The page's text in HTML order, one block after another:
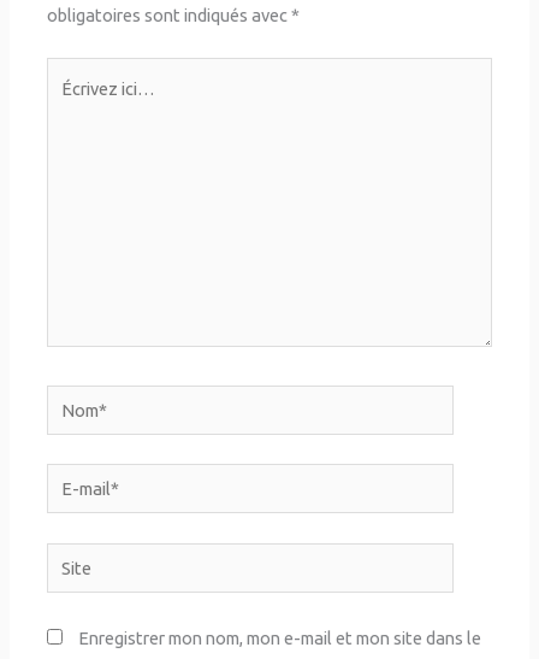
obligatoires sont indiqués avec*
Nom*
E-
mail*
Site
Enregistrer mon nom, mon e-mail et mon site dans le